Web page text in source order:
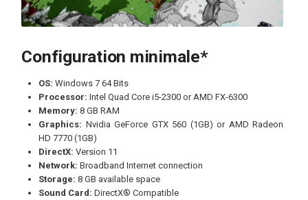
Configuration minimale*
OS: Windows 7 64 Bits
Processor: Intel Quad Core i5-2300 or AMD FX-6300
Memory: 8 GB RAM
Graphics: Nvidia GeForce GTX 560 (1GB) or AMD Radeon
HD 7770 (1GB)
DirectX: Version 11
Network: Broadband Internet connection
Storage: 8 GB available space
Sound Card: DirectX® Compatible